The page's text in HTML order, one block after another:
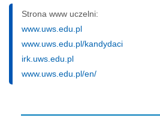
Strona www uczelni:
www.uws.edu.pl
www.uws.edu.pl/kandydaci
irk.uws.edu.pl
www.uws.edu.pl/en/